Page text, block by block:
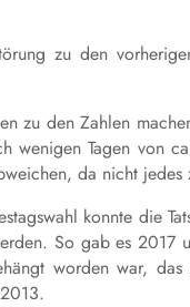
zu den
zu den Zahlen
wenigen Tagen von
da nicht jedes
konnte die
So gab es 2017
worden war,